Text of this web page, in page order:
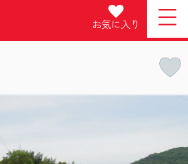
お気に入り